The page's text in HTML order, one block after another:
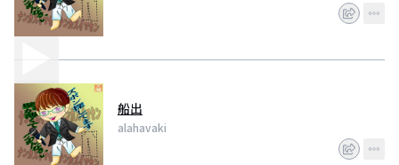
船出
alahavaki